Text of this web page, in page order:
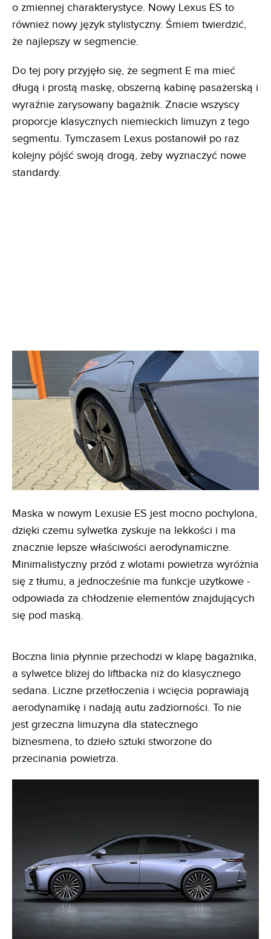
o zmiennej charakterystyce. Nowy Lexus ES to
również nowy język stylistyczny. Śmiem twierdzić,
że najlepszy w segmencie.
Do tej pory przyjęło się, że segment E ma mieć
długą i prostą maskę, obszerną kabinę pasażerską i
wyraźnie zarysowany bagażnik. Znacie wszyscy
proporcje klasycznych niemieckich limuzyn z tego
segmentu. Tymczasem Lexus postanowił po raz
kolejny pójść swoją drogą, żeby wyznaczyć nowe
standardy.
Maska w nowym Lexusie ES jest mocno pochylona,
dzięki czemu sylwetka zyskuje na lekkości i ma
znacznie lepsze właściwości aerodynamiczne.
Minimalistyczny przód z wlotami powietrza wyróżnia
się z tłumu, a jednocześnie ma funkcje użytkowe -
odpowiada za chłodzenie elementów znajdujących
się pod maską.
Boczna linia płynnie przechodzi w klapę bagażnika,
a sylwetce bliżej do liftbacka niż do klasycznego
sedana. Liczne przetłoczenia i wcięcia poprawiają
aerodynamikę i nadają autu zadziorności. To nie
jest grzeczna limuzyna dla statecznego
biznesmena, to dzieło sztuki stworzone do
przecinania powietrza.